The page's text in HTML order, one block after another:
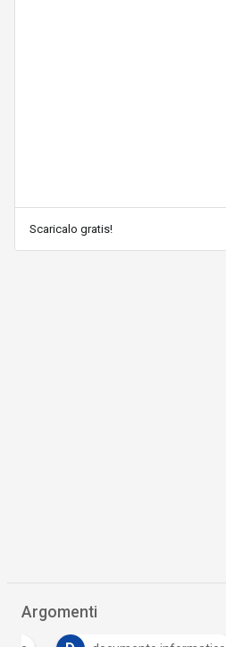
Scaricalo gratis!
Argomenti